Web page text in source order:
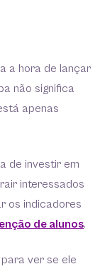
a hora de lançar
não significa
apenas
de investir em
interessados
os indicadores
de alunos.
ver se ele